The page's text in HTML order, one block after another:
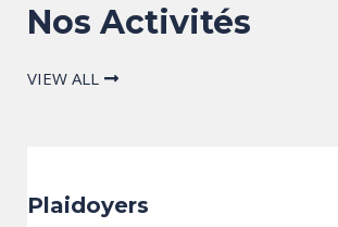
Nos Activités
VIEW ALL
Plaidoyers